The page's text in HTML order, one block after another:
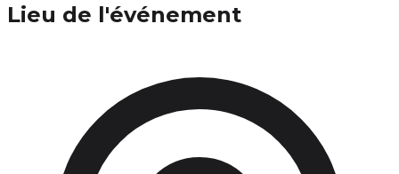
Lieu de l'événement